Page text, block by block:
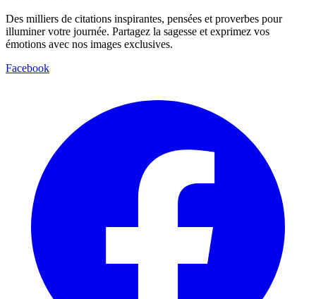
Des milliers de citations inspirantes, pensées et proverbes pour
illuminer votre journée. Partagez la sagesse et exprimez vos
émotions avec nos images exclusives.
Facebook